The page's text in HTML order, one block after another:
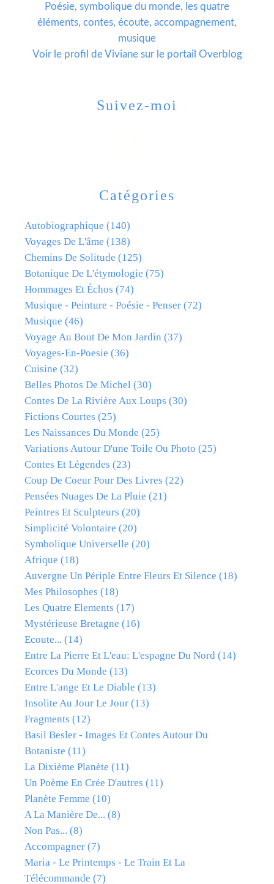
Catégories
Autobiographique (140)
Voyages De L'âme (138)
Chemins De Solitude (125)
Botanique De L'étymologie (75)
Hommages Et Échos (74)
Musique - Peinture - Poésie - Penser (72)
Musique (46)
Voyage Au Bout De Mon Jardin (37)
Voyages-En-Poesie (36)
Cuisine (32)
Belles Photos De Michel (30)
Contes De La Rivière Aux Loups (30)
Fictions Courtes (25)
Les Naissances Du Monde (25)
Variations Autour D'une Toile Ou Photo (25)
Contes Et Légendes (23)
Coup De Coeur Pour Des Livres (22)
Pensées Nuages De La Pluie (21)
Peintres Et Sculpteurs (20)
Simplicité Volontaire (20)
Symbolique Universelle (20)
Afrique (18)
Auvergne Un Périple Entre Fleurs Et Silence (18)
Mes Philosophes (18)
Les Quatre Elements (17)
Mystérieuse Bretagne (16)
Ecoute... (14)
Entre La Pierre Et L'eau: L'espagne Du Nord (14)
Ecorces Du Monde (13)
Entre L'ange Et Le Diable (13)
Insolite Au Jour Le Jour (13)
Fragments (12)
Basil Besler - Images Et Contes Autour Du
Botaniste (11)
La Dixième Planète (11)
Un Poème En Crée D'autres (11)
Planète Femme (10)
A La Manière De... (8)
Non Pas... (8)
Accompagner (7)
Maria - Le Printemps - Le Train Et La
Télécommande (7)
Poésie, symbolique du monde, les quatre
éléments, contes, écoute, accompagnement,
musique
Voir le profil deVivianesur le portail Overblog
Suivez-moi